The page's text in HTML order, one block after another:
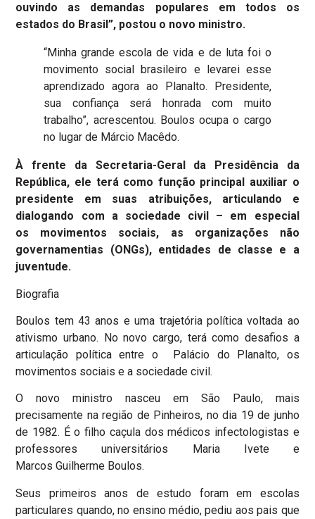
ouvindo as demandas populares em todos os
estados do Brasil”, postou o novo ministro.
“Minha grande escola de vida e de luta foi o
movimento social brasileiro e levarei esse
aprendizado agora ao Planalto. Presidente,
sua confiança será honrada com muito
trabalho”, acrescentou. Boulos ocupa o cargo
no lugar de Márcio Macêdo.
À frente da Secretaria-Geral da Presidência da
República, ele terá como função principal auxiliar o
presidente em suas atribuições, articulando e
dialogando com a sociedade civil – em especial
os movimentos sociais, as organizações não
governamentias (ONGs), entidades de classe e a
juventude.
Biografia
Boulos tem 43 anos e uma trajetória política voltada ao
ativismo urbano. No novo cargo, terá como desafios a
articulação política entre o Palácio do Planalto, os
movimentos sociais e a sociedade civil.
O novo ministro nasceu em São Paulo, mais
precisamente na região de Pinheiros, no dia 19 de junho
de 1982. É o filho caçula dos médicos infectologistas e
professores universitários Maria Ivete e
Marcos Guilherme Boulos.
Seus primeiros anos de estudo foram em escolas
particulares quando, no ensino médio, pediu aos pais que